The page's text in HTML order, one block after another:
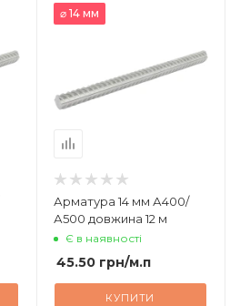
⌀ 14 мм
Арматура 14 мм А400/
А500 довжина 12 м
Є в наявності
45.50грн/м.п
КУПИТИ